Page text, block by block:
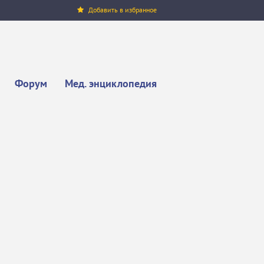
Добавить в избранное
Форум Мед. энциклопедия